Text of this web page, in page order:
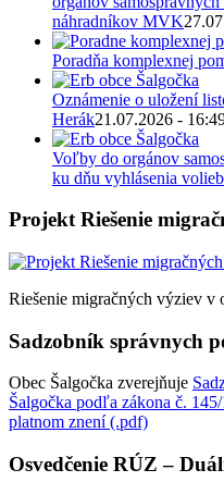
náhradníkov MVK
Poradňa komplexnej
Oznámenie o uložení
Herák21.07.2026 -
Voľby do orgánov
ku dňu vyhlásenia volieb
Projekt Riešenie
Riešenie migračných výziev v
Sadzobník správnych
Obec Šalgočka zverejňuje
Šalgočka podľa zákona č.
platnom znení (.pdf)
Osvedčenie RÚZ –